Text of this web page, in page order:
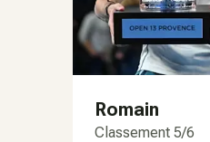
Romain
Classement 5/6